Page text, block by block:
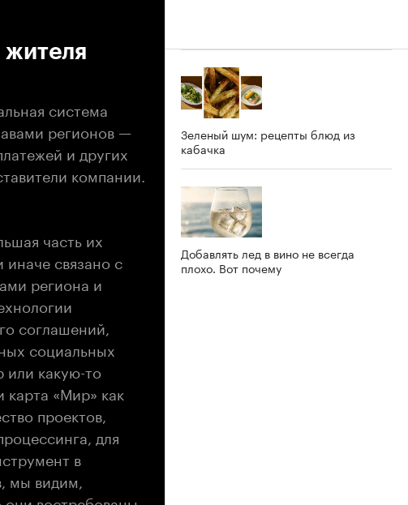
жителя
система
регионов —
и других
компании.
часть их
связано c
региона и
соглашений,
социальных
или какую-то
карта «Мир» как
проектов,
для
в
мы видим,
Зеленый шум: рецепты блюд из
кабачка
Добавлять лед в вино не всегда
плохо. Вот почему